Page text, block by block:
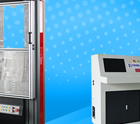
济南中创工业测试系统有限公司